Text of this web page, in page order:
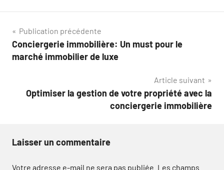
Navigation
de
Publication précédente
Conciergerie immobilière: Un must pour le
marché immobilier de luxe
Article suivant
Optimiser la gestion de votre propriété avec la
conciergerie immobilière
Laisser un commentaire
Votre adresse e-mail ne sera pas publiée. Les champs